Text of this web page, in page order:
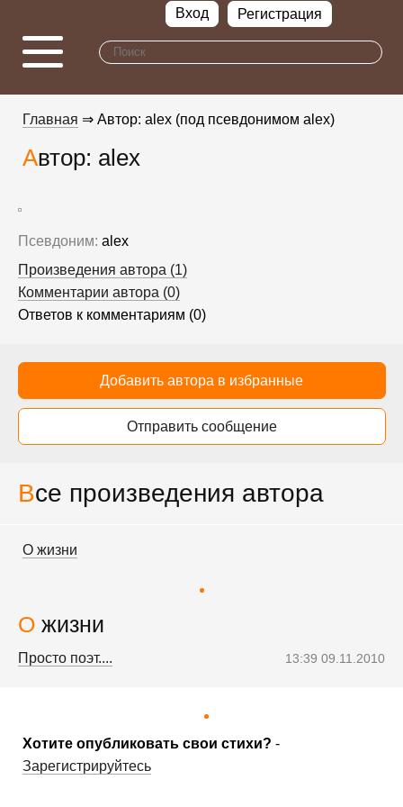
Вход Регистрация
Хотите опубликовать свои стихи? -
Зарегистрируйтесь
Главная ⇒ Автор: alex (под псевдонимом alex)
Автор: alex
Псевдоним: alex
Произведения автора (1)
Комментарии автора (0)
Ответов к комментариям (0)
Добавить автора в избранные
Отправить сообщение
Все произведения автора
О жизни
О жизни
Просто поэт.... 13:39 09.11.2010